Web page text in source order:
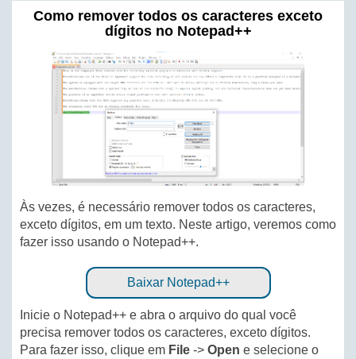
Como remover todos os caracteres exceto
dígitos no Notepad++
Às vezes, é necessário remover todos os caracteres,
exceto dígitos, em um texto. Neste artigo, veremos como
fazer isso usando o Notepad++.
Baixar Notepad++
Inicie o Notepad++ e abra o arquivo do qual você
precisa remover todos os caracteres, exceto dígitos.
Para fazer isso, clique em File -> Open e selecione o